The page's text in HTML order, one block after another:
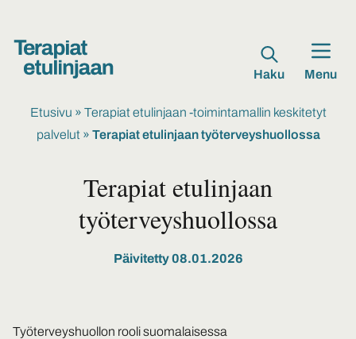
Haku Menu
Etusivu » Terapiat etulinjaan -toimintamallin keskitetyt
palvelut» Terapiat etulinjaan työterveyshuollossa
Terapiat etulinjaan
työterveyshuollossa
Päivitetty 08.01.2026
Työterveyshuollon rooli suomalaisessa